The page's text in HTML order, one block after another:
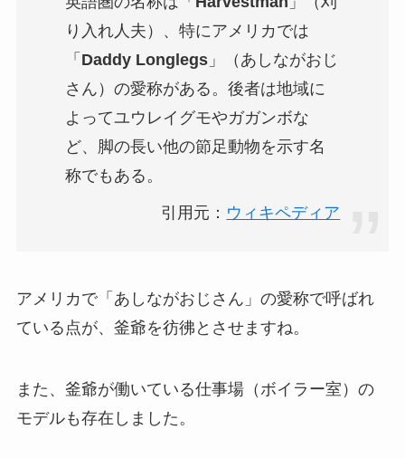
り入れ人夫）、特にアメリカでは
「 Daddy Longlegs」（あしながおじ
さん）の愛称がある。後者は地域に
よってユウレイグモやガガンボな
ど、脚の長い他の節足動物を示す名
称でもある。
引用元： ウィキペディア
アメリカで「あしながおじさん」の愛称で呼ばれ
ている点が、釜爺を彷彿とさせますね。
また、釜爺が働いている仕事場（ボイラー室）の
モデルも存在しました。